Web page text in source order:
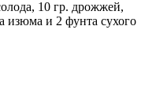
10 гр. дрожжей,
изюма и 2 фунта сухого